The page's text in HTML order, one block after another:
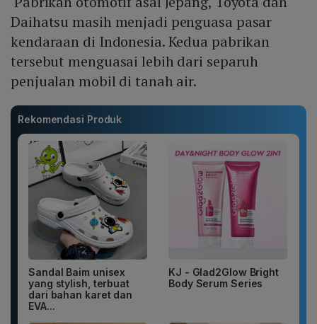
Daihatsu masih menjadi penguasa pasar
kendaraan di Indonesia. Kedua pabrikan
tersebut menguasai lebih dari separuh
penjualan mobil di tanah air.
Rekomendasi Produk
Sandal Baim unisex
yang stylish, terbuat
dari bahan karet dan
EVA...
KJ - Glad2Glow Bright
Body Serum Series